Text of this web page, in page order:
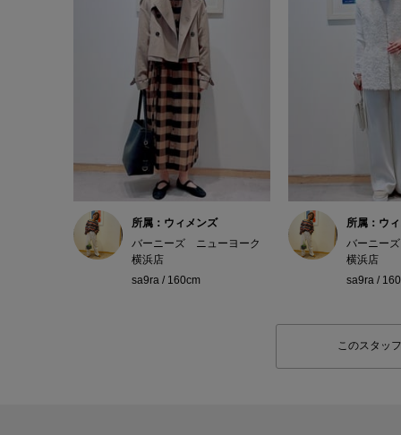
所属：ウィメンズ
バーニーズ ニューヨーク
横浜店
sa9ra / 160cm
所属：ウ
バーニー
横浜店
sa9ra /
このスタッ